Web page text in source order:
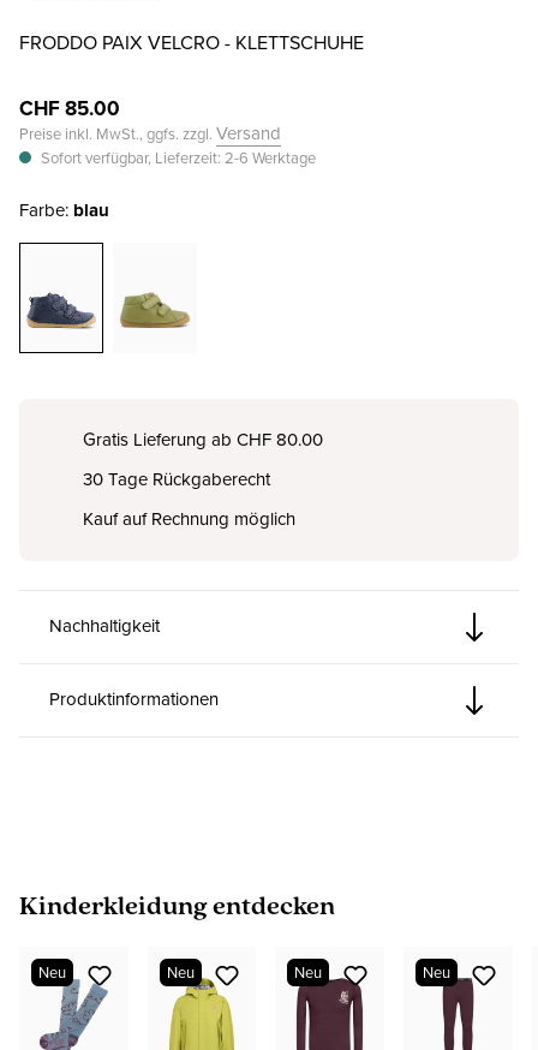
FRODDO PAIX VELCRO - KLETTSCHUHE
CHF 85.00
Preise inkl. MwSt., ggfs. zzgl. Versand
Sofort verfügbar, Lieferzeit: 2-6 Werktage
Farbe: blau
Gratis Lieferung ab CHF 80.00
30 Tage Rückgaberecht
Kauf auf Rechnung möglich
Nachhaltigkeit
Produktinformationen
Produktgalerie überspringen
Kinderkleidung entdecken
Neu Neu Neu Neu